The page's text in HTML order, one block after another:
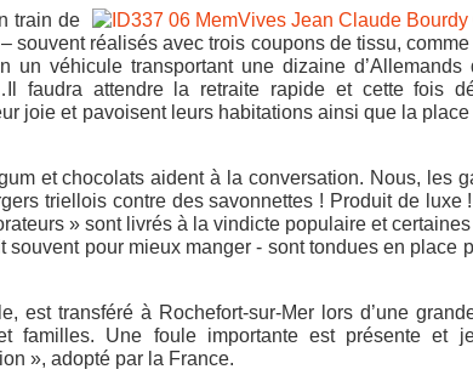
train de
souvent réalisés avec trois coupons de tissu,
un véhicule transportant une dizaine d’Allemands
faudra attendre la retraite rapide et cette fois
joie et pavoisent leurs habitations ainsi que la
et chocolats aident à la conversation. Nous, les
triellois contre des savonnettes ! Produit de luxe !
» sont livrés à la vindicte populaire et
souvent pour mieux manger - sont tondues en place
est transféré à Rochefort-sur-Mer lors d’une
familles. Une foule importante est présente et
», adopté par la France.